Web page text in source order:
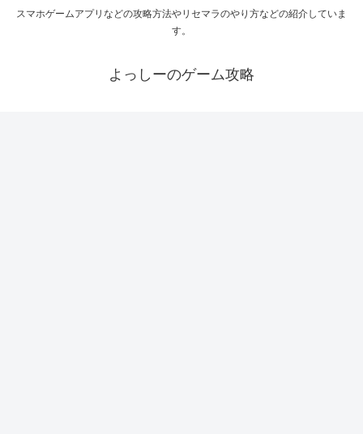
スマホゲームアプリなどの攻略方法やリセマラのやり方などの紹介していま
す。
よっしーのゲーム攻略